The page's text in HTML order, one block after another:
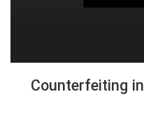
دانلود زیرنویس فارسی فیلم Counterfeiting in